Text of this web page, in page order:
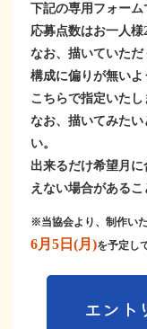
下記の専用フォーム
応募点数はお一人様
なお、描いていただ
構成に偏りが無いよ
こちらで指定いたし
なお、描いてみた
い。
出来るだけ希望月
えない場合があるこ
※当協会より、制作い
6月5日(月)を予定し
エント